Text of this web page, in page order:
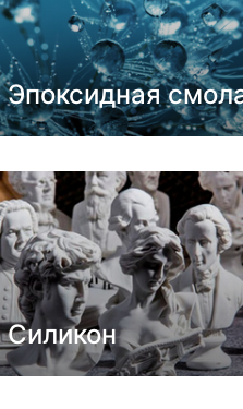
Эпоксидная
Силикон